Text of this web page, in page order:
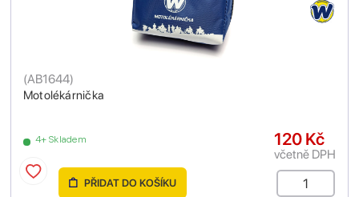
Motolékárnička
(AB1644)
4+ Skladem 120 Kč
včetně DPH
PŘIDAT DO KOŠÍKU